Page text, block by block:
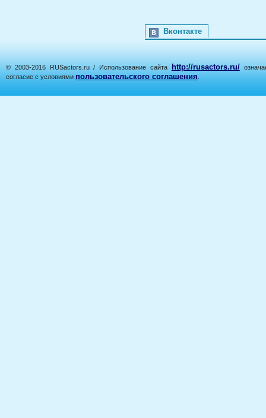
Вконтакте
© 2003-2016 RUSactors.ru / Использование сайта http://rusactors.ru/
согласие с условиями пользовательского соглашения